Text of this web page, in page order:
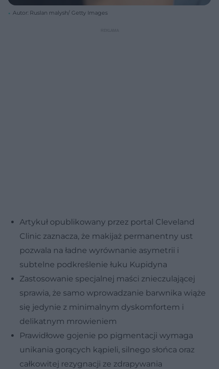
Autor: Ruslan malysh/ Getty Images
Artykuł opublikowany przez portal Cleveland
Clinic zaznacza, że makijaż permanentny ust
pozwala na ładne wyrównanie asymetrii i
subtelne podkreślenie łuku Kupidyna
Zastosowanie specjalnej maści znieczulającej
sprawia, że samo wprowadzanie barwnika wiąże
się jedynie z minimalnym dyskomfortem i
delikatnym mrowieniem
Prawidłowe gojenie po pigmentacji wymaga
unikania gorących kąpieli, silnego słońca oraz
całkowitej rezygnacji ze zdrapywania